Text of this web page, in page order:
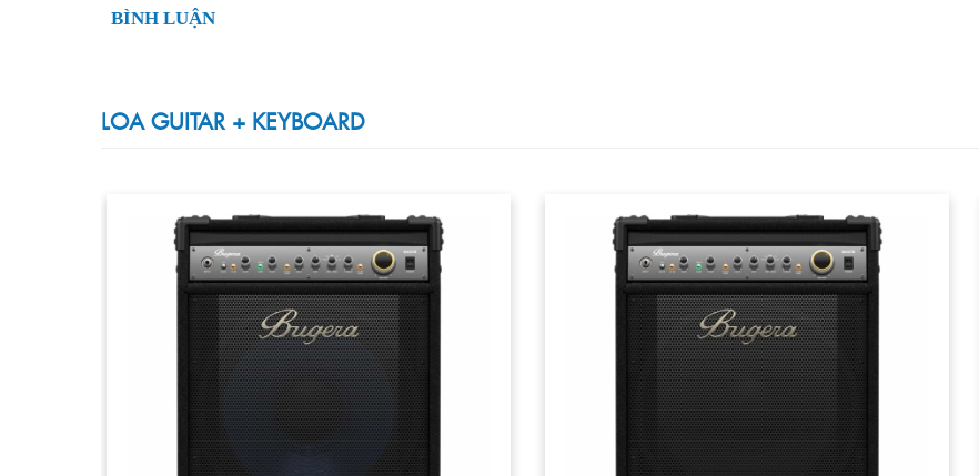
BÌNH LUẬN
LOA GUITAR + KEYBOARD